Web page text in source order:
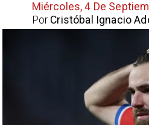
Miércoles, 4 De
Cristóbal Ignacio
Por